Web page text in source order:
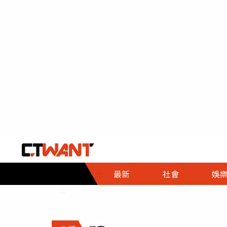
::: 最新 社會
社會首頁
時事
調查
娛樂
娛樂首頁
即時
財經首頁
熱線
政